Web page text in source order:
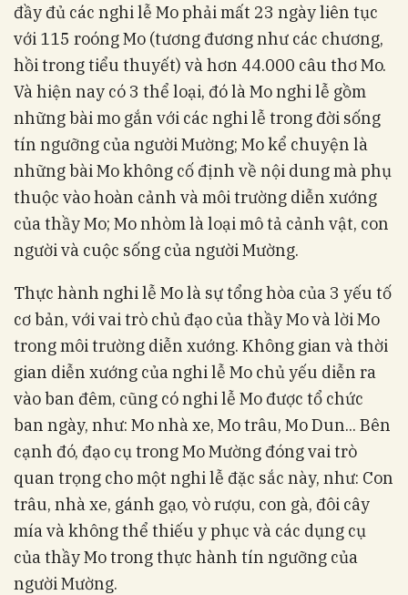
đầy đủ các nghi lễ Mo phải mất 23 ngày liên tục
với 115 roóng Mo (tương đương như các chương,
hồi trong tiểu thuyết) và hơn 44.000 câu thơ Mo.
Và hiện nay có 3 thể loại, đó là Mo nghi lễ gồm
những bài mo gắn với các nghi lễ trong đời sống
tín ngưỡng của người Mường; Mo kể chuyện là
những bài Mo không cố định về nội dung mà phụ
thuộc vào hoàn cảnh và môi trường diễn xướng
của thầy Mo; Mo nhòm là loại mô tả cảnh vật, con
người và cuộc sống của người Mường.
Thực hành nghi lễ Mo là sự tổng hòa của 3 yếu tố
cơ bản, với vai trò chủ đạo của thầy Mo và lời Mo
trong môi trường diễn xướng. Không gian và thời
gian diễn xướng của nghi lễ Mo chủ yếu diễn ra
vào ban đêm, cũng có nghi lễ Mo được tổ chức
ban ngày, như: Mo nhà xe, Mo trâu, Mo Dun... Bên
cạnh đó, đạo cụ trong Mo Mường đóng vai trò
quan trọng cho một nghi lễ đặc sắc này, như: Con
trâu, nhà xe, gánh gạo, vò rượu, con gà, đôi cây
mía và không thể thiếu y phục và các dụng cụ
của thầy Mo trong thực hành tín ngưỡng của
người Mường.